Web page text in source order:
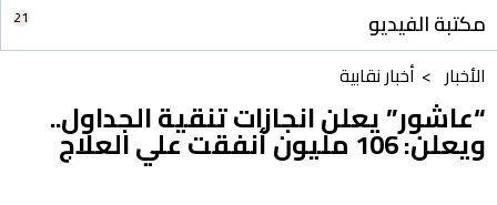
مكتبة الفيديو 21
الأخبار > أخبار نقابية
“عاشور” يعلن انجازات تنقية الجداول..
ويعلن: 106 مليون أنفقت علي العلاج